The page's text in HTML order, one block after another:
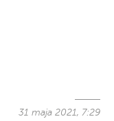
31 maja 2021, 7:29